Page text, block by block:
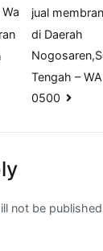
jual
di Daerah
Tengah –
0500
not be